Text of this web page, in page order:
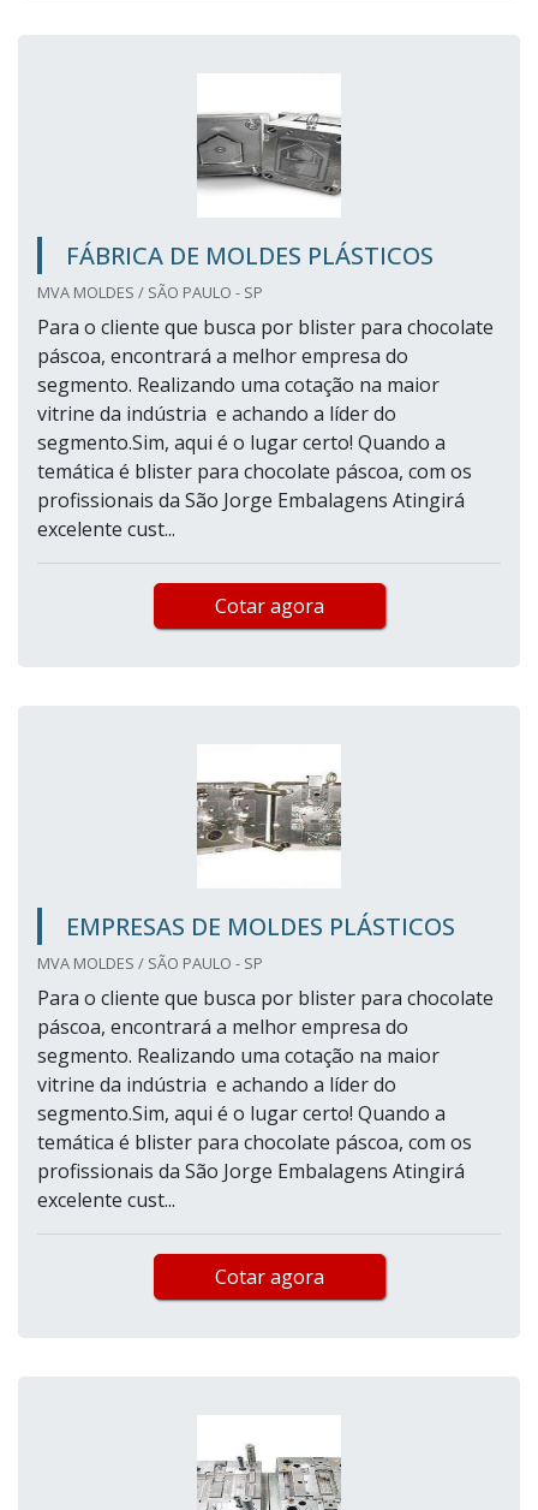
FÁBRICA DE MOLDES PLÁSTICOS
MVA MOLDES / SÃO PAULO - SP
Para o cliente que busca por blister para chocolate
páscoa, encontrará a melhor empresa do
segmento. Realizando uma cotação na maior
vitrine da indústria e achando a líder do
segmento.Sim, aqui é o lugar certo! Quando a
temática é blister para chocolate páscoa, com os
profissionais da São Jorge Embalagens Atingirá
excelente cust...
Cotar agora
EMPRESAS DE MOLDES PLÁSTICOS
MVA MOLDES / SÃO PAULO - SP
Para o cliente que busca por blister para chocolate
páscoa, encontrará a melhor empresa do
segmento. Realizando uma cotação na maior
vitrine da indústria e achando a líder do
segmento.Sim, aqui é o lugar certo! Quando a
temática é blister para chocolate páscoa, com os
profissionais da São Jorge Embalagens Atingirá
excelente cust...
Cotar agora